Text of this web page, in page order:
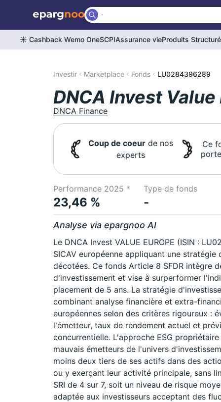
☀️ Cashback Wemo OneSCPIAssurance vieProduits
Investir Marketplace Fonds LU0284396289
DNCA Invest Value
DNCA Finance
Coup de coeurde nos
experts
Ce
Performance 2025 *
23,46 %
Type de fonds
-
Analyse via epargnoo AI
Le DNCA Invest VALUE EUROPE (ISIN :
SICAV européenne appliquant une
décotées. Ce fonds Article 8 SFDR intègre
d'investissement et vise à surperformer
placement de 5 ans. La stratégie
combinant analyse financière et extra-
européennes selon des critères rigoureux :
l'émetteur, taux de rendement actuel et
concurrentielle. L'approche ESG
mauvais émetteurs de l'univers
moins deux tiers de ses actifs dans des
ou y exerçant leur activité principale, sans
SRI de 4 sur 7, soit un niveau de risque
adaptée aux investisseurs acceptant des